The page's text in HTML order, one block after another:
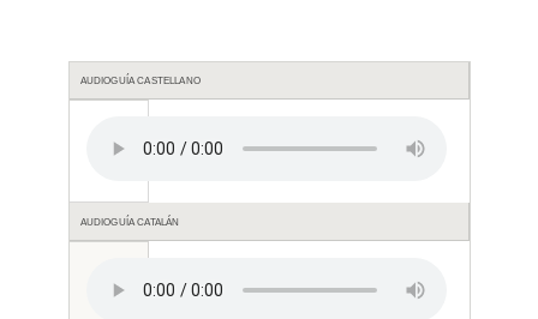
AUDIOGUÍA CASTELLANO
AUDIOGUÍA CATALÁN